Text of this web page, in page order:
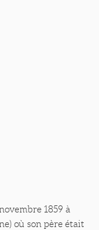
1859 à
où son père était